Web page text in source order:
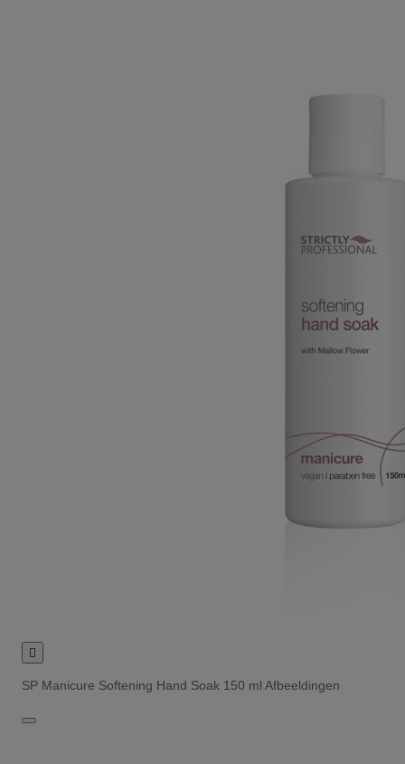

SP Manicure Softening Hand Soak 150 ml Afbeeldingen